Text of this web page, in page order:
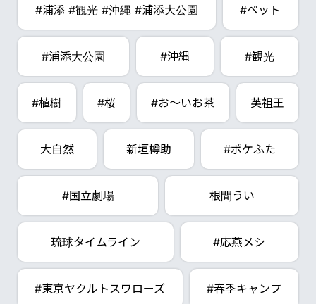
#浦添 #観光 #沖縄 #浦添大公園 #ペット
#浦添大公園 #沖縄 #観光
#植樹 #桜 #お～いお茶 英祖王
大自然 新垣樽助 #ポケふた
#国立劇場 根間うい
琉球タイムライン #応燕メシ
#東京ヤクルトスワローズ #春季キャンプ